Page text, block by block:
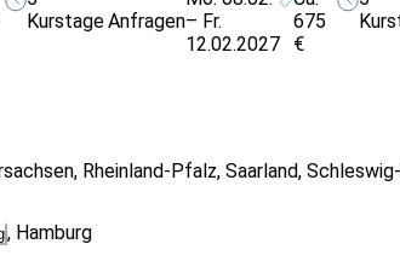
KurstageAnfragen– Fr.
12.02.2027
675
€
, Rheinland-Pfalz, Saarland,
, Hamburg